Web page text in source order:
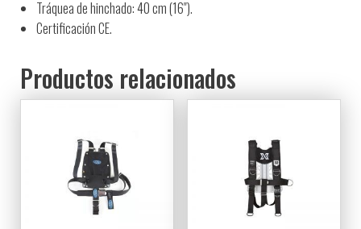
Tráquea de hinchado: 40 cm (16″).
Certificación CE.
Productos relacionados